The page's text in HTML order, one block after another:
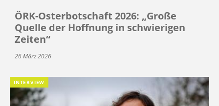
ÖRK-Osterbotschaft 2026: „Große
Quelle der Hoffnung in schwierigen
Zeiten“
26 März 2026
INTERVIEW